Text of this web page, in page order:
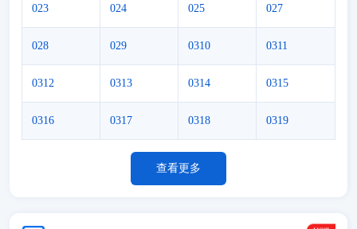
023 024 025 027
028 029 0310 0311
0312 0313 0314 0315
0316 0317 0318 0319
查看更多